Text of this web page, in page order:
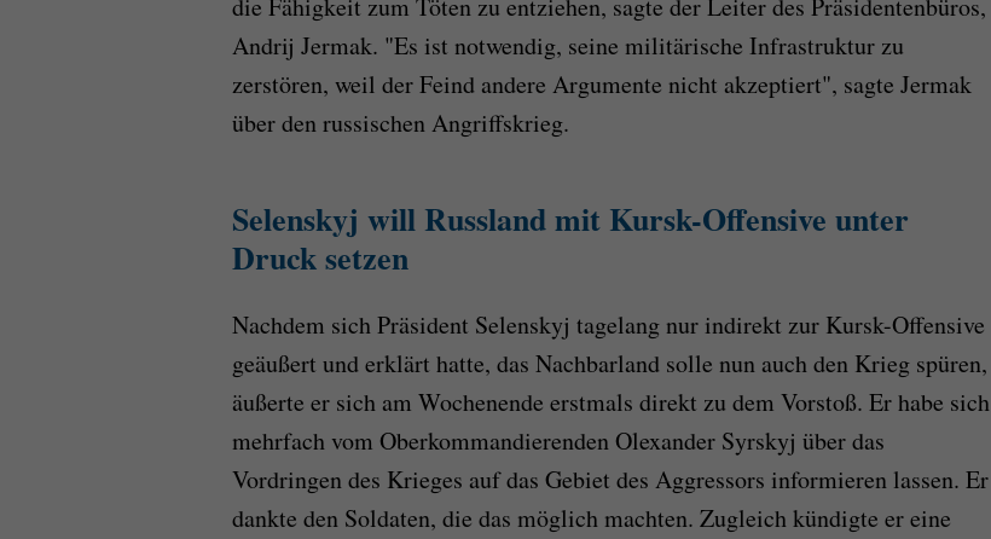
Andrij Jermak. "Es ist notwendig, seine militärische Infrastruktur zu
zerstören, weil der Feind andere Argumente nicht akzeptiert", sagte Jermak
über den russischen Angriffskrieg.
Selenskyj will Russland mit Kursk-Offensive unter
Druck setzen
Nachdem sich Präsident Selenskyj tagelang nur indirekt zur Kursk-Offensive
geäußert und erklärt hatte, das Nachbarland solle nun auch den Krieg spüren,
äußerte er sich am Wochenende erstmals direkt zu dem Vorstoß. Er habe sich
mehrfach vom Oberkommandierenden Olexander Syrskyj über das
Vordringen des Krieges auf das Gebiet des Aggressors informieren lassen. Er
dankte den Soldaten, die das möglich machten. Zugleich kündigte er eine